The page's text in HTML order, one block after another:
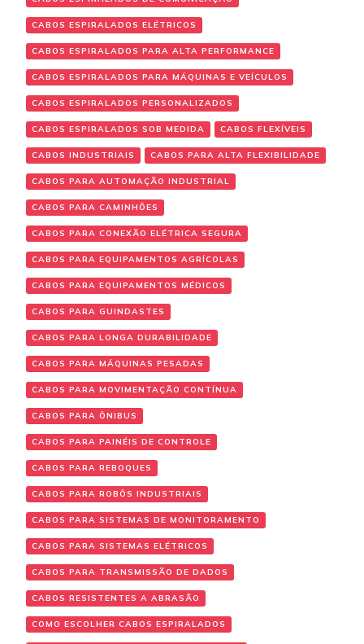
CABOS ESPIRALADOS ELÉTRICOS
CABOS ESPIRALADOS PARA ALTA PERFORMANCE
CABOS ESPIRALADOS PARA MÁQUINAS E VEÍCULOS
CABOS ESPIRALADOS PERSONALIZADOS
CABOS ESPIRALADOS SOB MEDIDA CABOS FLEXÍVEIS
CABOS INDUSTRIAIS CABOS PARA ALTA FLEXIBILIDADE
CABOS PARA AUTOMAÇÃO INDUSTRIAL
CABOS PARA CAMINHÕES
CABOS PARA CONEXÃO ELÉTRICA SEGURA
CABOS PARA EQUIPAMENTOS AGRÍCOLAS
CABOS PARA EQUIPAMENTOS MÉDICOS
CABOS PARA GUINDASTES
CABOS PARA LONGA DURABILIDADE
CABOS PARA MÁQUINAS PESADAS
CABOS PARA MOVIMENTAÇÃO CONTÍNUA
CABOS PARA ÔNIBUS
CABOS PARA PAINÉIS DE CONTROLE
CABOS PARA REBOQUES
CABOS PARA ROBÔS INDUSTRIAIS
CABOS PARA SISTEMAS DE MONITORAMENTO
CABOS PARA SISTEMAS ELÉTRICOS
CABOS PARA TRANSMISSÃO DE DADOS
CABOS RESISTENTES A ABRASÃO
COMO ESCOLHER CABOS ESPIRALADOS